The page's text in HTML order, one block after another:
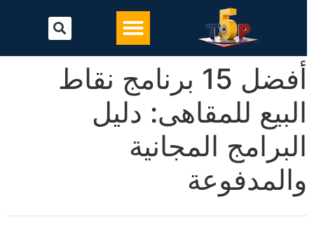
أفضل 15 برنامج نقاط
البيع للمقاهى: دليل
البرامج المجانية
والمدفوعة